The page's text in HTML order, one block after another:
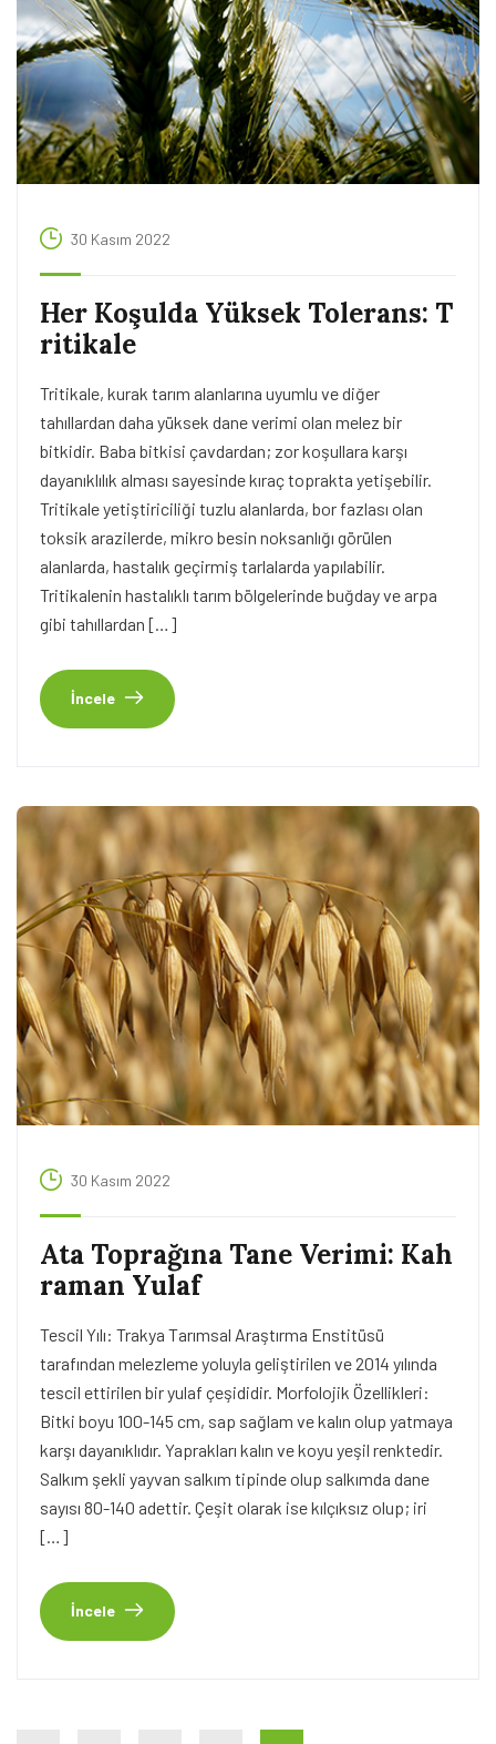
30 Kasım 2022
Her Koşulda Yüksek Tolerans: T
ritikale
Tritikale, kurak tarım alanlarına uyumlu ve diğer
tahıllardan daha yüksek dane verimi olan melez bir
bitkidir. Baba bitkisi çavdardan; zor koşullara karşı
dayanıklılık alması sayesinde kıraç toprakta yetişebilir.
Tritikale yetiştiriciliği tuzlu alanlarda, bor fazlası olan
toksik arazilerde, mikro besin noksanlığı görülen
alanlarda, hastalık geçirmiş tarlalarda yapılabilir.
Tritikalenin hastalıklı tarım bölgelerinde buğday ve arpa
gibi tahıllardan […]
İncele
30 Kasım 2022
Ata Toprağına Tane Verimi: Kah
raman Yulaf
Tescil Yılı: Trakya Tarımsal Araştırma Enstitüsü
tarafından melezleme yoluyla geliştirilen ve 2014 yılında
tescil ettirilen bir yulaf çeşididir. Morfolojik Özellikleri:
Bitki boyu 100-145 cm, sap sağlam ve kalın olup yatmaya
karşı dayanıklıdır. Yaprakları kalın ve koyu yeşil renktedir.
Salkım şekli yayvan salkım tipinde olup salkımda dane
sayısı 80-140 adettir. Çeşit olarak ise kılçıksız olup; iri
[…]
İncele